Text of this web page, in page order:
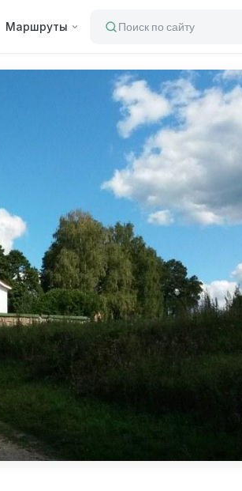
Маршруты Поиск по сайту